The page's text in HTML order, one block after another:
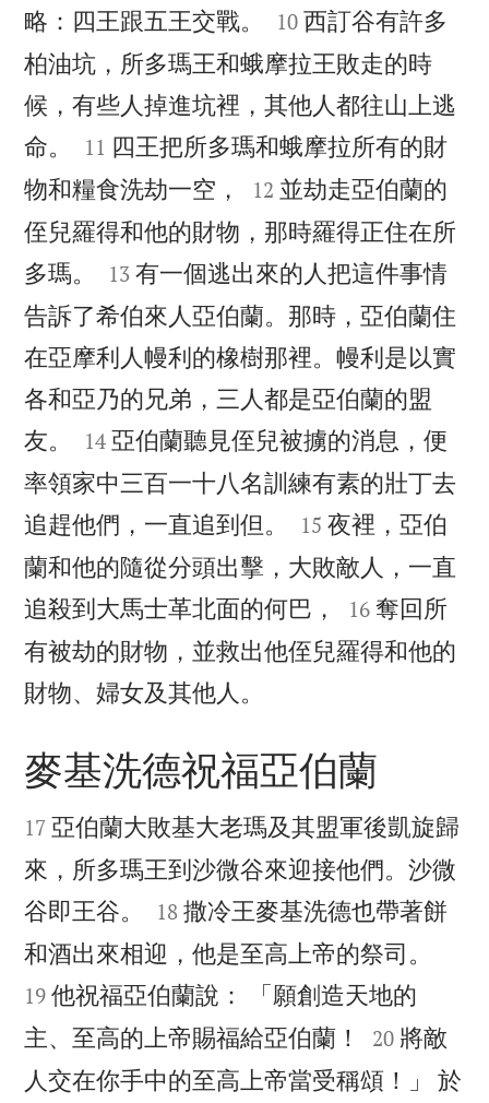
略：四王跟五王交戰。


10 西訂谷有許多
柏油坑，所多瑪王和蛾摩拉王敗走的時
候，有些人掉進坑裡，其他人都往山上逃
命。


11 四王把所多瑪和蛾摩拉所有的財
物和糧食洗劫一空，


12 並劫走亞伯蘭的
侄兒羅得和他的財物，那時羅得正住在所
多瑪。


13 有一個逃出來的人把這件事情
告訴了希伯來人亞伯蘭。那時，亞伯蘭住
在亞摩利人幔利的橡樹那裡。幔利是以實
各和亞乃的兄弟，三人都是亞伯蘭的盟
友。


14 亞伯蘭聽見侄兒被擄的消息，便
率領家中三百一十八名訓練有素的壯丁去
追趕他們，一直追到但。


15 夜裡，亞伯
蘭和他的隨從分頭出擊，大敗敵人，一直
追殺到大馬士革北面的何巴，


16 奪回所
有被劫的財物，並救出他侄兒羅得和他的
財物、婦女及其他人。

麥基洗德祝福亞伯蘭

17 亞伯蘭大敗基大老瑪及其盟軍後凱旋歸
來，所多瑪王到沙微谷來迎接他們。沙微
谷即王谷。


18 撒冷王麥基洗德也帶著餅
和酒出來相迎，他是至高上帝的祭司。
19 他祝福亞伯蘭說： 「願創造天地的
主、至高的上帝賜福給亞伯蘭！


20 將敵
人交在你手中的至高上帝當受稱頌！」 於